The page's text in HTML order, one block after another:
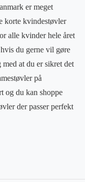
er meget
korte kvindestøvler
alle kvinder hele året
du gerne vil gøre
at du er sikret det
på
og du kan shoppe
der passer perfekt